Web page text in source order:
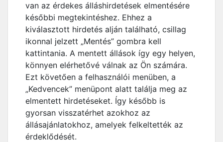
van az érdekes álláshirdetések elmentésére
későbbi megtekintéshez. Ehhez a
kiválasztott hirdetés alján található, csillag
ikonnal jelzett „Mentés” gombra kell
kattintania. A mentett állások így egy helyen,
könnyen elérhetővé válnak az Ön számára.
Ezt követően a felhasználói menüben, a
„Kedvencek” menüpont alatt találja meg az
elmentett hirdetéseket. Így később is
gyorsan visszatérhet azokhoz az
állásajánlatokhoz, amelyek felkeltették az
érdeklődését.